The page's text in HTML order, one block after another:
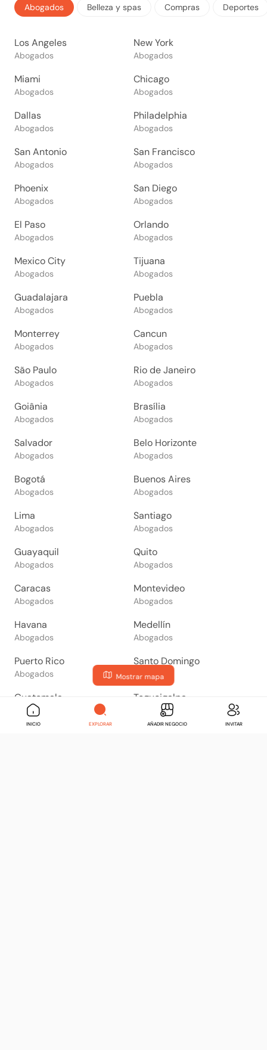
Mostrar mapa
Abogados Belleza y spas Compras Deportes
Los Angeles
Abogados
New York
Abogados
Miami
Abogados
Chicago
Abogados
Dallas
Abogados
Philadelphia
Abogados
San Antonio
Abogados
San Francisco
Abogados
Phoenix
Abogados
San Diego
Abogados
El Paso
Abogados
Orlando
Abogados
Mexico City
Abogados
Tijuana
Abogados
Guadalajara
Abogados
Puebla
Abogados
Monterrey
Abogados
Cancun
Abogados
São Paulo
Abogados
Rio de Janeiro
Abogados
Goiânia
Abogados
Brasília
Abogados
Salvador
Abogados
Belo Horizonte
Abogados
Bogotá
Abogados
Buenos Aires
Abogados
Lima
Abogados
Santiago
Abogados
Guayaquil
Abogados
Quito
Abogados
Caracas
Abogados
Montevideo
Abogados
Havana
Abogados
Medellín
Abogados
Puerto Rico
Abogados
Santo Domingo
Abogados
Guatemala
Abogados
Tegucigalpa
Abogados
INICIO EXPLORAR AÑADIR NEGOCIO INVITAR